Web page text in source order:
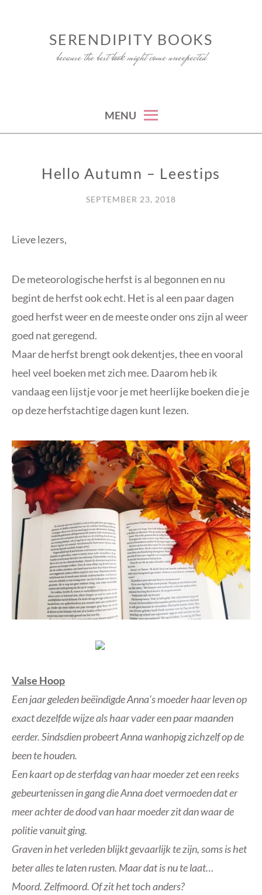
SERENDIPITY BOOKS
because the best book might come unexpected
MENU
OVERIGHello Autumn – Leestips
SEPTEMBER 23, 2018
Lieve lezers,
De meteorologische herfst is al begonnen en nu
begint de herfst ook echt. Het is al een paar dagen
goed herfst weer en de meeste onder ons zijn al weer
goed nat geregend.
Maar de herfst brengt ook dekentjes, thee en vooral
heel veel boeken met zich mee. Daarom heb ik
vandaag een lijstje voor je met heerlijke boeken die je
op deze herfstachtige dagen kunt lezen.
Valse Hoop
Een jaar geleden beëindigde Anna’s moeder haar leven op
exact dezelfde wijze als haar vader een paar maanden
eerder. Sindsdien probeert Anna wanhopig zichzelf op de
been te houden.
Een kaart op de sterfdag van haar moeder zet een reeks
gebeurtenissen in gang die Anna doet vermoeden dat er
meer achter de dood van haar moeder zit dan waar de
politie vanuit ging.
Graven in het verleden blijkt gevaarlijk te zijn, soms is het
beter alles te laten rusten. Maar dat is nu te laat…
Moord. Zelfmoord. Of zit het toch anders?